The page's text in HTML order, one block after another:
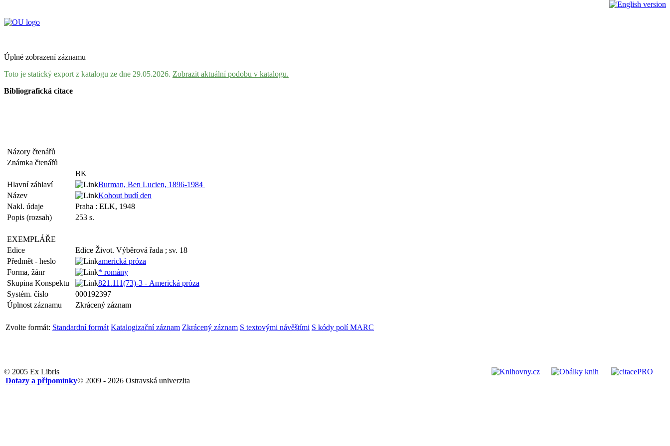
Úplné zobrazení záznamu
Toto je statický export z katalogu ze dne 29.05.2026. Zobrazit aktuální podobu v katalogu.
Bibliografická citace
Názory čtenářů
Známka čtenářů
BK
Hlavní záhlaví
Burman, Ben Lucien, 1896-1984
Název
Kohout budí den
Nakl. údaje
Praha : ELK, 1948
Popis (rozsah)
253 s.
EXEMPLÁŘE
Edice
Edice Život. Výběrová řada ; sv. 18
Předmět - heslo
americká próza
Forma, žánr
* romány
Skupina Konspektu
821.111(73)-3 - Americká próza
Systém. číslo
000192397
Úplnost záznamu
Zkrácený záznam
Zvolte formát: Standardní formát Katalogizační záznam Zkrácený záznam S textovými návěštími S kódy polí MARC
© 2005 Ex Libris
© 2009 - 2026 Ostravská univerzita
Dotazy a připomínky